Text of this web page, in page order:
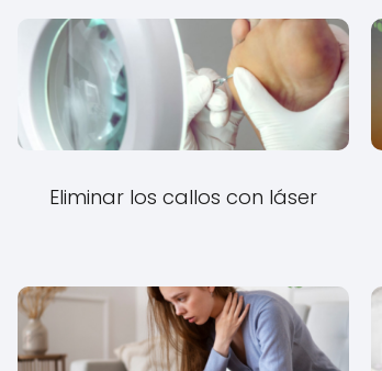
Eliminar los callos con láser